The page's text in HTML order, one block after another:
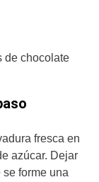
de chocolate
fresca en
azúcar. Dejar
forme una